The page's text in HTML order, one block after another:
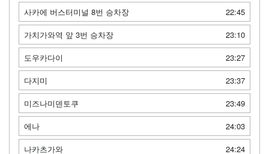
사카에 버스터미널 8번 승차장
22:45
가치가와역 앞 3번 승차장
23:10
도우카다이
23:27
다지미
23:37
미즈나미덴토쿠
23:49
에나
24:03
나카츠가와
24:24